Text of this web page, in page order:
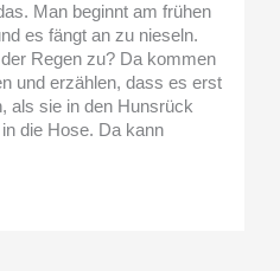
Man beginnt am frühen
es fängt an zu nieseln.
Regen zu? Da kommen
und erzählen, dass es erst
als sie in den Hunsrück
die Hose. Da kann